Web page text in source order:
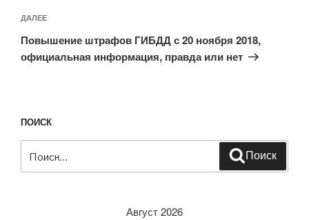
Следующая
запись
ДАЛЕЕ
Повышение штрафов ГИБДД с 20 ноября 2018,
официальная информация, правда или нет
ПОИСК
Поиск
Август 2026